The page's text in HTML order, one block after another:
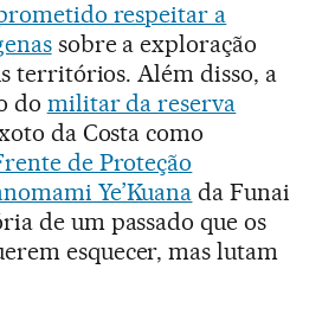
respeitar a
sobre a exploração
territórios. Além disso, a
do militar da reserva
da Costa como
de Proteção
Ye’Kuana da Funai
de um passado que os
esquecer, mas lutam